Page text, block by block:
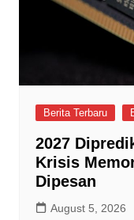
Berita Terbaru
2027
Krisis
Dipesan
August 5, 2026